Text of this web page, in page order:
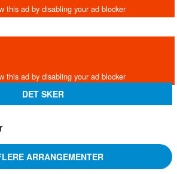
DET SKER
ARRANGEMENTER